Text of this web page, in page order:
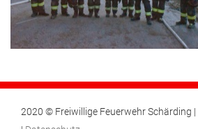
2020 © Freiwillige Feuerwehr Schärding |